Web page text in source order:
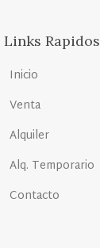
Links Rapidos
Inicio
Venta
Alquiler
Alq. Temporario
Contacto